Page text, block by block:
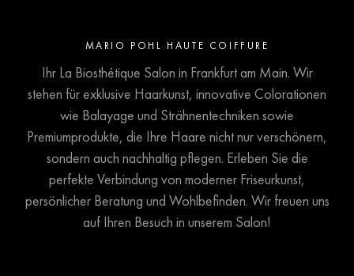
MARIO POHL HAUTE COIFFURE
Ihr La Biosthétique Salon in Frankfurt am Main. Wir
stehen für exklusive Haarkunst, innovative Colorationen
wie Balayage und Strähnentechniken sowie
Premiumprodukte, die Ihre Haare nicht nur verschönern,
sondern auch nachhaltig pflegen. Erleben Sie die
perfekte Verbindung von moderner Friseurkunst,
persönlicher Beratung und Wohlbefinden. Wir freuen uns
auf Ihren Besuch in unserem Salon!